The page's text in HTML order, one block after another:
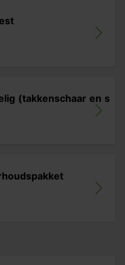
(takkenschaar en s